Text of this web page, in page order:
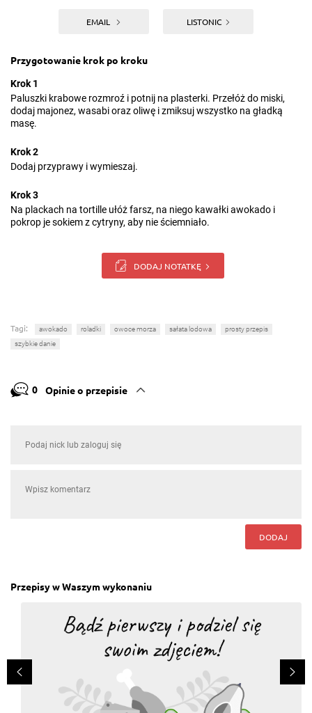
EMAIL LISTONIC
Przygotowanie krok po kroku
Krok 1
Paluszki krabowe rozmroź i potnij na plasterki. Przełóż do miski,
dodaj majonez, wasabi oraz oliwę i zmiksuj wszystko na gładką
masę.
Krok 2
Dodaj przyprawy i wymieszaj.
Krok 3
Na plackach na tortille ułóż farsz, na niego kawałki awokado i
pokrop je sokiem z cytryny, aby nie ściemniało.
DODAJ NOTATKĘ
Tagi: awokado roladki owoce morza sałata lodowa
prosty przepis
szybkie danie
0 Opinie o przepisie
DODAJ
Przepisy w Waszym wykonaniu